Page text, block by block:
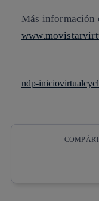
Más información
ndp-